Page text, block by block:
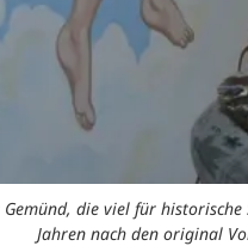
die viel für
Jahren nach den original